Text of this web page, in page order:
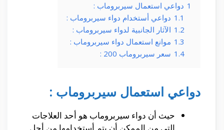
1 دواعي استعمال سيربروماب :
1.1 دواعي أستخدام دواء سيربروماب :
1.2 الآثار الجانبية لدواء سيربروماب :
1.3 موانع استعمال دواء سيربروماب :
1.4 سعر سيربروماب 200 :
دواعي استعمال سيربروماب :
حيث أن دواء سيربروماب هو أحد العلاجات